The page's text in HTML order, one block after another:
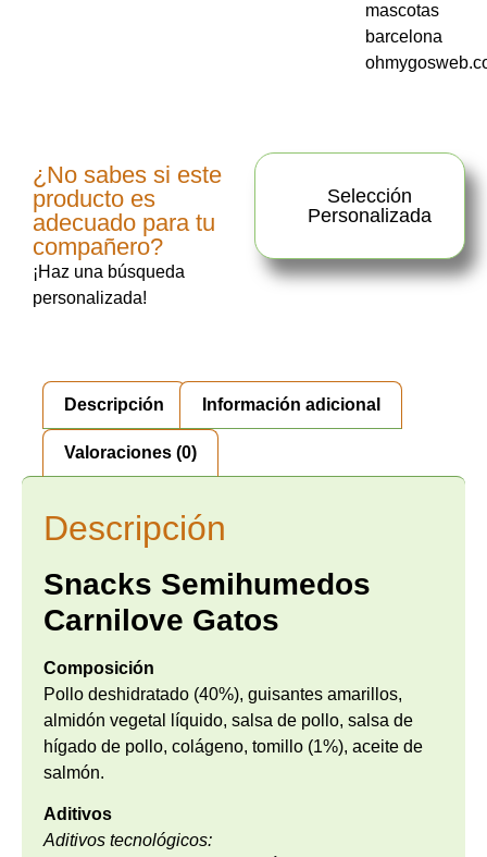
¿No sabes si este
producto es
adecuado para tu
compañero?
¡Haz una búsqueda
personalizada!
Selección
Personalizada
Descripción Información adicional
Valoraciones (0)
Descripción
Snacks Semihumedos
Carnilove Gatos
Composición
Pollo deshidratado (40%), guisantes amarillos,
almidón vegetal líquido, salsa de pollo, salsa de
hígado de pollo, colágeno, tomillo (1%), aceite de
salmón.
Aditivos
Aditivos tecnológicos: